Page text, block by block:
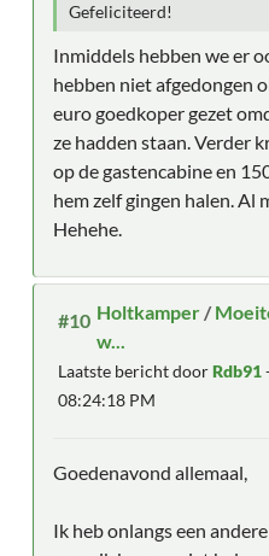
Gefeliciteerd!
Inmiddels hebben we er
hebben niet afgedongen
euro goedkoper gezet
ze hadden staan. Verder
op de gastencabine en
hem zelf gingen halen. Al
Hehehe.
#10 Holtkamper /
w...
Laatste bericht doorRdb91
08:24:18 PM
Goedenavond allemaal,
Ik heb onlangs een